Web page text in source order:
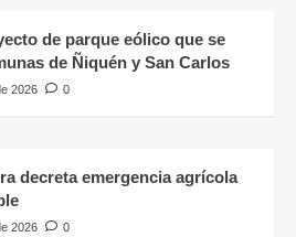
de parque eólico que se
de Ñiquén y San Carlos
2026 0
decreta emergencia agrícola
2026 0